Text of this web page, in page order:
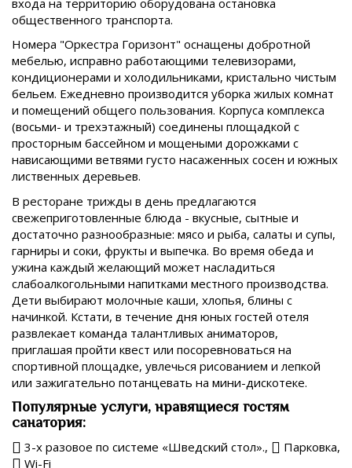
общественного транспорта.
Номера "Оркестра Горизонт" оснащены добротной
мебелью, исправно работающими телевизорами,
кондиционерами и холодильниками, кристально чистым
бельем. Ежедневно производится уборка жилых комнат
и помещений общего пользования. Корпуса комплекса
(восьми- и трехэтажный) соединены площадкой с
просторным бассейном и мощеными дорожками с
нависающими ветвями густо насаженных сосен и южных
лиственных деревьев.
В ресторане трижды в день предлагаются
свежеприготовленные блюда - вкусные, сытные и
достаточно разнообразные: мясо и рыба, салаты и супы,
гарниры и соки, фрукты и выпечка. Во время обеда и
ужина каждый желающий может насладиться
слабоалкогольными напитками местного производства.
Дети выбирают молочные каши, хлопья, блины с
начинкой. Кстати, в течение дня юных гостей отеля
развлекает команда талантливых аниматоров,
приглашая пройти квест или посоревноваться на
спортивной площадке, увлечься рисованием и лепкой
или зажигательно потанцевать на мини-дискотеке.
Популярные услуги, нравящиеся гостям
санатория:
3-х разовое по системе «Шведский стол».,
Парковка,
Wi-Fi